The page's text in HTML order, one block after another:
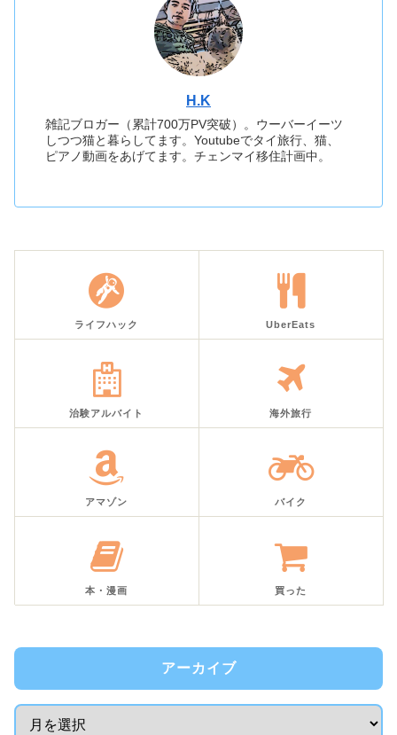
H.K
雑記ブロガー（累計700万PV突破）。ウーバーイーツ
しつつ猫と暮らしてます。Youtubeでタイ旅行、猫、
ピアノ動画をあげてます。チェンマイ移住計画中。
ライフハック UberEats
治験アルバイト 海外旅行
アマゾン バイク
本・漫画 買った
アーカイブ